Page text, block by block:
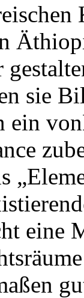
sie
ein
eine